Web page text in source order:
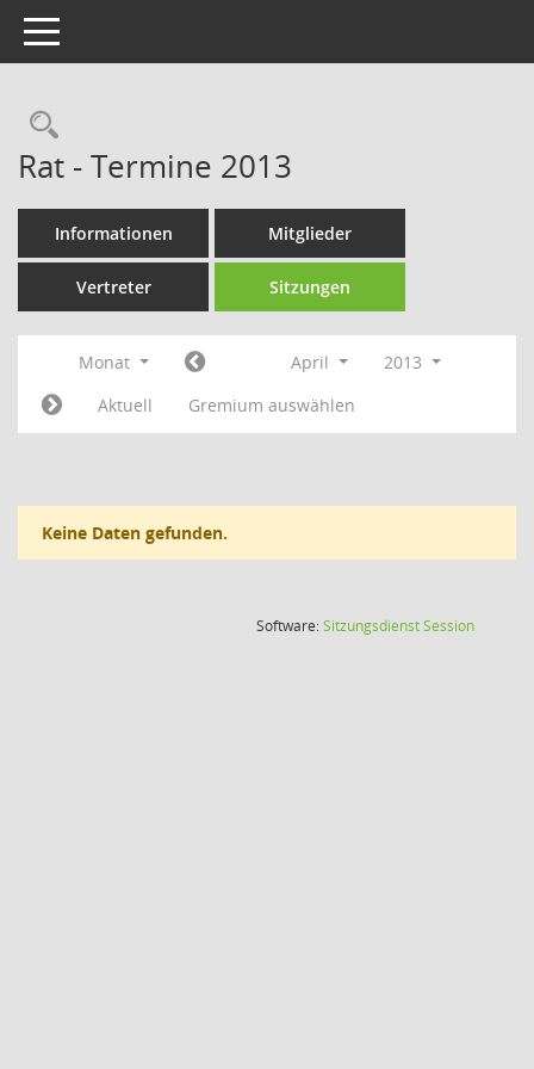
Toggle navigation
Rechercheauswahl
Rat - Termine 2013
Informationen Mitglieder
Vertreter Sitzungen
Monat April
2013
Aktuell
Gremium auswählen
Keine Daten gefunden.
Software:SitzungsdienstSession(Wird in